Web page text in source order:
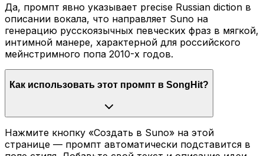
Да, промпт явно указывает precise Russian diction в
описании вокала, что направляет Suno на
генерацию русскоязычных певческих фраз в мягкой,
интимной манере, характерной для российского
мейнстримного попа 2010-х годов.
Как использовать этот промпт в SongHit?
Нажмите кнопку «Создать в Suno» на этой
странице — промпт автоматически подставится в